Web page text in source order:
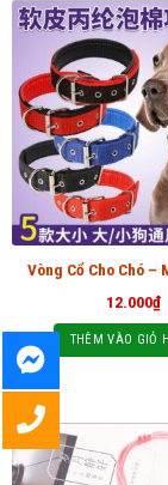
Vòng Cổ Cho Chó –
12.000₫
THÊM VÀO GIỎ